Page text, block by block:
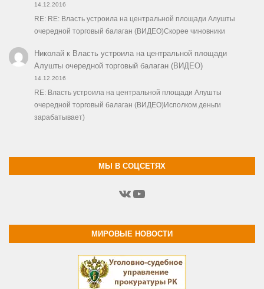
14.12.2016
RE: RE: Власть устроила на центральной площади Алушты
очередной торговый балаган (ВИДЕО)Скорее чиновники
Николайк Власть устроила на центральной площади
Алушты очередной торговый балаган (ВИДЕО)
14.12.2016
RE: Власть устроила на центральной площади Алушты
очередной торговый балаган (ВИДЕО)Исполком деньги
зарабатывает)
МЫ В СОЦСЕТЯХ
ВКонтакте
YouTube
МИРОВЫЕ НОВОСТИ